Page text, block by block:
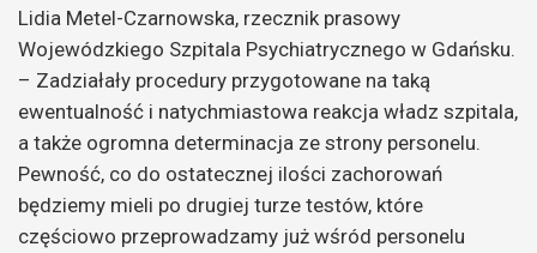
Lidia Metel-Czarnowska, rzecznik prasowy
Wojewódzkiego Szpitala Psychiatrycznego w Gdańsku.
– Zadziałały procedury przygotowane na taką
ewentualność i natychmiastowa reakcja władz szpitala,
a także ogromna determinacja ze strony personelu.
Pewność, co do ostatecznej ilości zachorowań
będziemy mieli po drugiej turze testów, które
częściowo przeprowadzamy już wśród personelu